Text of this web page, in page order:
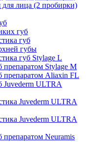
для лица (2 пробирки)
губ
губ
губы
губ Stylage L
препаратом Stylage M
препаратом Aliaxin FL
Juvederm ULTRA
Juvederm ULTRA
Juvederm ULTRA
препаратом Neuramis